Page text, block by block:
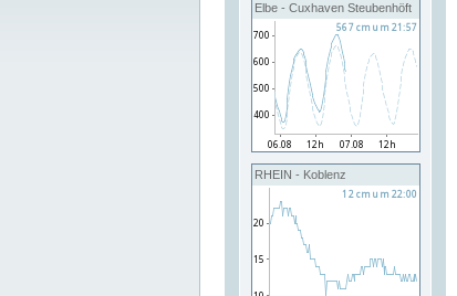
Elbe - Cuxhaven Steubenhöft
RHEIN - Koblenz